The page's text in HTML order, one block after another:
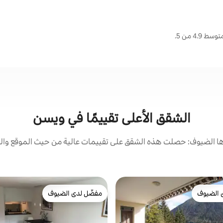
من 5.
الشقق الأعلى تقييمًا في ويسن
الضيوف: حصلت هذه الشقق على تقييمات عالية من حيث الموقع
الضيوف
الضيوف
مفضّل لدى الضيوف
مفضّل لدى الضيوف